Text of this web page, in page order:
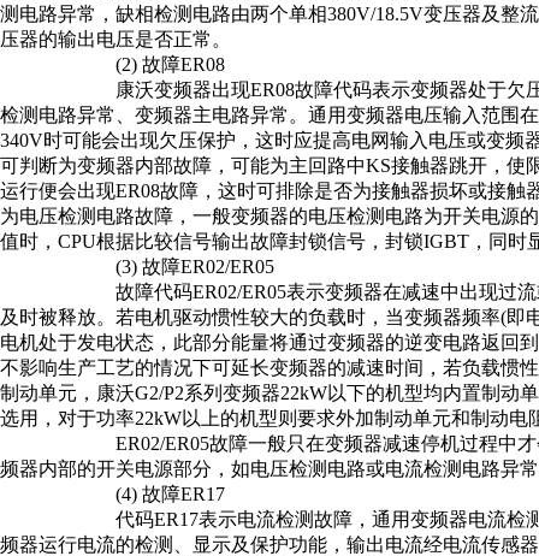
测电路异常，缺相检测电路由两个单相380V/18.5V变压器及整
压器的输出电压是否正常。
(2) 故障ER08
康沃变频器出现ER08故障代码表示变频器处于欠压故
检测电路异常、变频器主电路异常。通用变频器电压输入范围
340V时可能会出现欠压保护，这时应提高电网输入电压或变
可判断为变频器内部故障，可能为主回路中KS接触器跳开，
运行便会出现ER08故障，这时可排除是否为接触器损坏或接
为电压检测电路故障，一般变频器的电压检测电路为开关电源
值时，CPU根据比较信号输出故障封锁信号，封锁IGBT，同时
(3) 故障ER02/ER05
故障代码ER02/ER05表示变频器在减速中出现过流或
及时被释放。若电机驱动惯性较大的负载时，当变频器频率(
电机处于发电状态，此部分能量将通过变频器的逆变电路返回
不影响生产工艺的情况下可延长变频器的减速时间，若负载惯
制动单元，康沃G2/P2系列变频器22kW以下的机型均内置制
选用，对于功率22kW以上的机型则要求外加制动单元和制动电
ER02/ER05故障一般只在变频器减速停机过程中才会
频器内部的开关电源部分，如电压检测电路或电流检测电路异
(4) 故障ER17
代码ER17表示电流检测故障，通用变频器电流检测一
频器运行电流的检测、显示及保护功能，输出电流经电流传感